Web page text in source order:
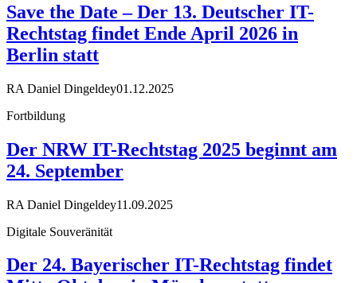
Save the Date – Der 13. Deutscher IT-
Rechtstag findet Ende April 2026 in
Berlin statt
RA Daniel Dingeldey01.12.2025
Fortbildung
Der NRW IT-Rechtstag 2025 beginnt am
24. September
RA Daniel Dingeldey11.09.2025
Digitale Souveränität
Der 24. Bayerischer IT-Rechtstag findet